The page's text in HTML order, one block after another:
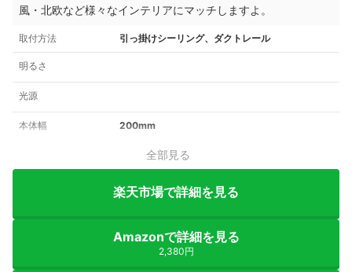
風・北欧など様々なインテリアにマッチしますよ。
取付方法 引っ掛けシーリング、ダクトレール
明るさ
光源
本体幅 200mm
全部見る
楽天市場で詳細を見る
Amazonで詳細を見る
2,380円